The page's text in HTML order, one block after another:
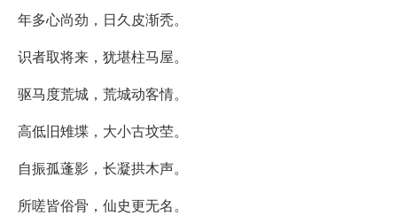
年多心尚劲，日久皮渐秃。
识者取将来，犹堪柱马屋。
驱马度荒城，荒城动客情。
高低旧雉堞，大小古坟茔。
自振孤蓬影，长凝拱木声。
所嗟皆俗骨，仙史更无名。